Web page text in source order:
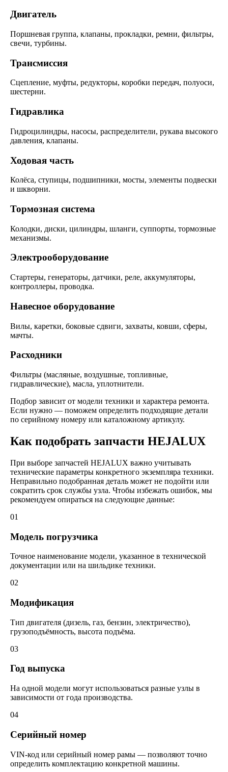
Двигатель
Поршневая группа, клапаны, прокладки, ремни, фильтры,
свечи, турбины.
Трансмиссия
Сцепление, муфты, редукторы, коробки передач, полуоси,
шестерни.
Гидравлика
Гидроцилиндры, насосы, распределители, рукава высокого
давления, клапаны.
Ходовая часть
Колёса, ступицы, подшипники, мосты, элементы подвески
и шкворни.
Тормозная система
Колодки, диски, цилиндры, шланги, суппорты, тормозные
механизмы.
Электрооборудование
Стартеры, генераторы, датчики, реле, аккумуляторы,
контроллеры, проводка.
Навесное оборудование
Вилы, каретки, боковые сдвиги, захваты, ковши, сферы,
мачты.
Расходники
Фильтры (масляные, воздушные, топливные,
гидравлические), масла, уплотнители.
Подбор зависит от модели техники и характера ремонта.
Если нужно — поможем определить подходящие детали
по серийному номеру или каталожному артикулу.
Как подобрать запчасти HEJALUX
При выборе запчастей HEJALUX важно учитывать
технические параметры конкретного экземпляра техники.
Неправильно подобранная деталь может не подойти или
сократить срок службы узла. Чтобы избежать ошибок, мы
рекомендуем опираться на следующие данные:
01
Модель погрузчика
Точное наименование модели, указанное в технической
документации или на шильдике техники.
02
Модификация
Тип двигателя (дизель, газ, бензин, электричество),
грузоподъёмность, высота подъёма.
03
Год выпуска
На одной модели могут использоваться разные узлы в
зависимости от года производства.
04
Серийный номер
VIN-код или серийный номер рамы — позволяют точно
определить комплектацию конкретной машины.